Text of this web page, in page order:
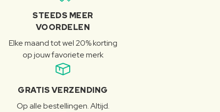
STEEDS MEER
VOORDELEN
Elke maand tot wel 20% korting
op jouw favoriete merk
GRATIS VERZENDING
Op alle bestellingen. Altijd.